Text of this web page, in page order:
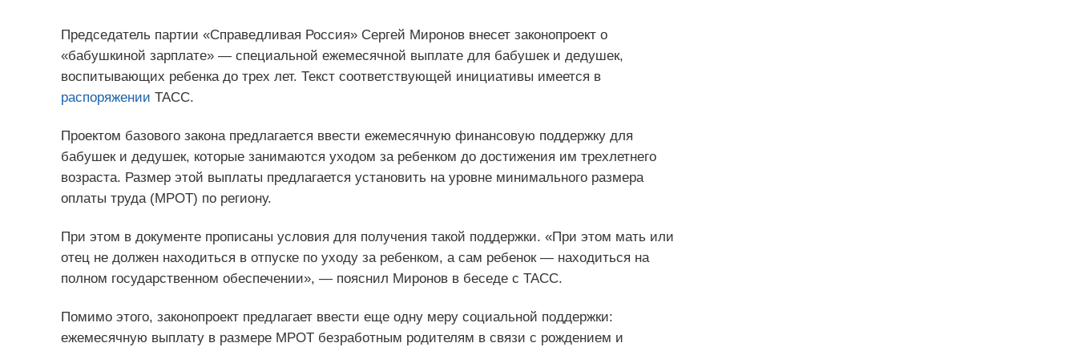
Председатель партии «Справедливая Россия» Сергей Миронов внесет законопроект о
«бабушкиной зарплате» — специальной ежемесячной выплате для бабушек и дедушек,
воспитывающих ребенка до трех лет. Текст соответствующей инициативы имеется в
распоряжении ТАСС.
Проектом базового закона предлагается ввести ежемесячную финансовую поддержку для
бабушек и дедушек, которые занимаются уходом за ребенком до достижения им трехлетнего
возраста. Размер этой выплаты предлагается установить на уровне минимального размера
оплаты труда (МРОТ) по региону.
При этом в документе прописаны условия для получения такой поддержки. «При этом мать или
отец не должен находиться в отпуске по уходу за ребенком, а сам ребенок — находиться на
полном государственном обеспечении», — пояснил Миронов в беседе с ТАСС.
Помимо этого, законопроект предлагает ввести еще одну меру социальной поддержки:
ежемесячную выплату в размере МРОТ безработным родителям в связи с рождением и